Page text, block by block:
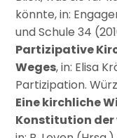
könnte, in:
und Schule 34
Partizipative
Weges, in: Elisa
Partizipation.
Eine kirchliche
Konstitution